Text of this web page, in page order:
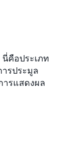
คือประเภท
รประมูล
รแสดงผล